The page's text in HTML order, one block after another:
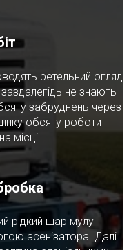
ретельний огляд
заздалегідь не знають
забруднень через
обсягу роботи
місці.
рідкий шар мулу
асенізатора. Далі